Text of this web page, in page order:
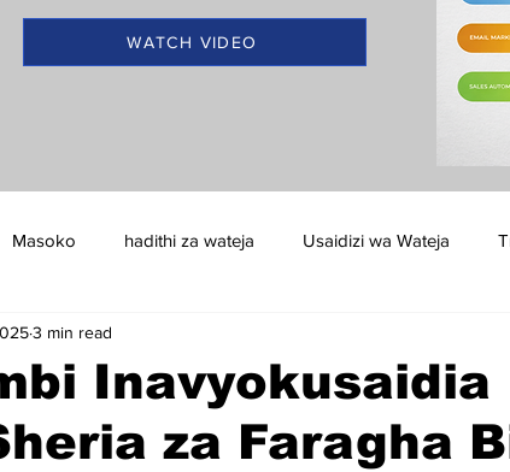
WATCH VIDEO
Masoko hadithi za wateja Usaidizi wa Wateja
Inavyokusaidia
za Faragha
3 min read